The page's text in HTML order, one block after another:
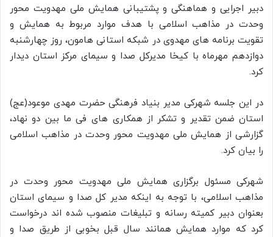
دبیر اجرایی و هماهنگی و پشتیبانی همایش ملی مهدویت محور
وحدت در مذاهب اسلامی با هدف موارد مربوط به همایش و
تقویت برنامه های مهدوی در شبکه استانی هامون، روز چهارشنبه
دوازدهم مهرماه با کیخا مدیرکل صدا و سیمای مرکز استان دیدار
کرد.
در این جلسه شهرکی مدیر بنیاد فرهنگی حضرت مهدی موعود(عج)
استان ضمن تقدیر و تشکر از همکاری های فی ما بین دو نهاد،
گزارشی از همایش ملی مهدویت محور وحدت در مذاهب اسلامی
را بیان کرد.
شهرکی مسئول برگزاری همایش ملی مهدویت محور وحدت در
مذاهب اسلامی، با توجه به اینکه مدیر کل صدا و سیمای استان
بعنوان دبیر کمیته رسانه و تبلیغات منصوب شده اند درخواست
کرد که موارد همایش همانند سال قبل بخوبی از طریق صدا و